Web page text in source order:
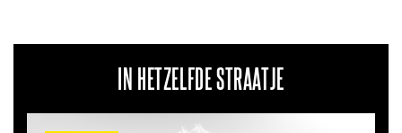
IN HETZELFDE STRAATJE